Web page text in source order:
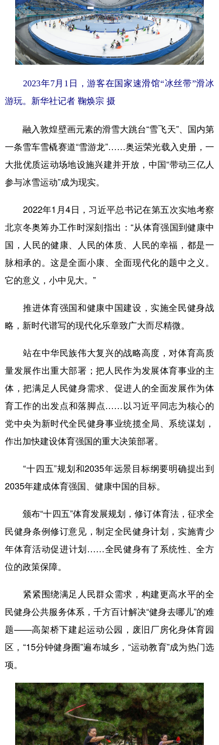
2023年7月1日，游客在国家速滑馆“冰丝带”滑冰
游玩。 新华社记者 鞠焕宗 摄
融入敦煌壁画元素的滑雪大跳台“雪飞天”、国内第
一条雪车雪橇赛道“雪游龙”……奥运荣光载入史册，一
大批优质运动场地设施兴建并开放，中国“带动三亿人
参与冰雪运动”成为现实。
2022年1月4日，习近平总书记在第五次实地考察
北京冬奥筹办工作时深刻指出：“从体育强国到健康中
国，人民的健康、人民的体质、人民的幸福，都是一
脉相承的。这是全面小康、全面现代化的题中之义。
它的意义，小中见大。”
推进体育强国和健康中国建设，实施全民健身战
略，新时代谱写的现代化乐章致广大而尽精微。
站在中华民族伟大复兴的战略高度，对体育高质
量发展作出重大部署；把人民作为发展体育事业的主
体，把满足人民健身需求、促进人的全面发展作为体
育工作的出发点和落脚点……以习近平同志为核心的
党中央为新时代全民健身事业统揽全局、系统谋划，
作出加快建设体育强国的重大决策部署。
“十四五”规划和2035年远景目标纲要明确提出到
2035年建成体育强国、健康中国的目标。
颁布“十四五”体育发展规划，修订体育法，征求全
民健身条例修订意见，制定全民健身计划，实施青少
年体育活动促进计划……全民健身有了系统性、全方
位的政策保障。
紧紧围绕满足人民群众需求，构建更高水平的全
民健身公共服务体系，千方百计解决“健身去哪儿”的难
题——高架桥下建起运动公园，废旧厂房化身体育园
区，“15分钟健身圈”遍布城乡，“运动教育”成为热门选
项。